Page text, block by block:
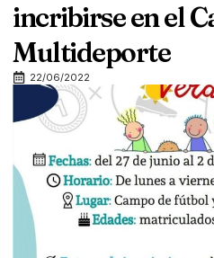
incribirse en el
Multideporte
22/06/2022